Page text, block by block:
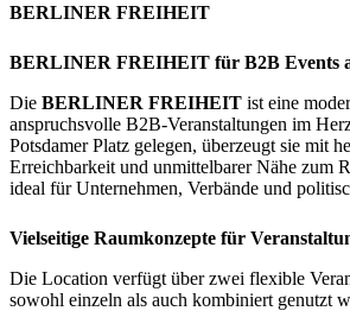
BERLINER FREIHEIT
BERLINER FREIHEIT für B2B Events
Die BERLINER FREIHEIT ist eine
anspruchsvolle B2B-Veranstaltungen im
Potsdamer Platz gelegen, überzeugt sie mit
Erreichbarkeit und unmittelbarer Nähe zum
ideal für Unternehmen, Verbände und
Vielseitige Raumkonzepte für
Die Location verfügt über zwei flexible
sowohl einzeln als auch kombiniert genutzt